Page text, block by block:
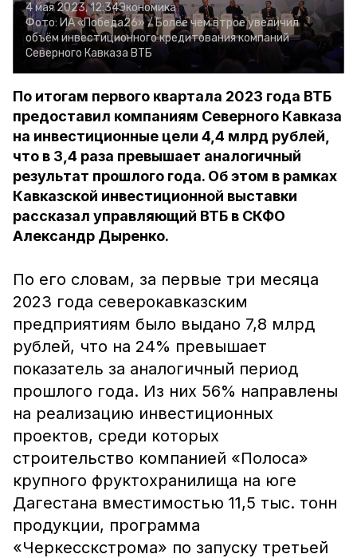
4 мая 2023, 12:34Экономика
Фото: ИА «Победа26» /Более чем втрое увеличил
объём инвестиционного кредитования компаний
Северного Кавказа ВТБ
По итогам первого квартала 2023 года ВТБ
предоставил компаниям Северного Кавказа
на инвестиционные цели 4,4 млрд рублей,
что в 3,4 раза превышает аналогичный
результат прошлого года. Об этом в рамках
Кавказской инвестиционной выставки
рассказал управляющий ВТБ в СКФО
Александр Дыренко.
По его словам, за первые три месяца
2023 года северокавказским
предприятиям было выдано 7,8 млрд
рублей, что на 24% превышает
показатель за аналогичный период
прошлого года. Из них 56% направлены
на реализацию инвестиционных
проектов, среди которых
строительство компанией «Полоса»
крупного фруктохранилища на юге
Дагестана вместимостью 11,5 тыс. тонн
продукции, программа
«Черкесскстрома» по запуску третьей